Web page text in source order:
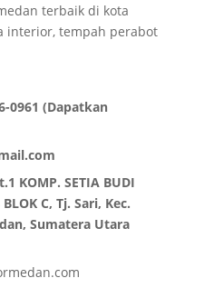
terbaik di kota
interior, tempah perabot
0961 (Dapatkan
KOMP. SETIA BUDI
C, Tj. Sari, Kec.
Sumatera Utara